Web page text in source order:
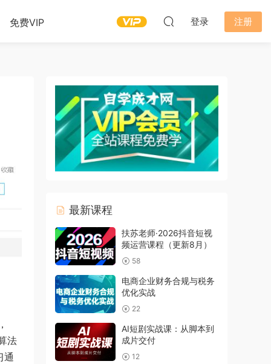
免费VIP 登录 注册
法
通
最新课程
扶苏老师·2026抖音短视
频运营课程（更新8月）
58
电商企业财务合规与税务
优化实战
22
AI短剧实战课：从脚本到
成片交付
12